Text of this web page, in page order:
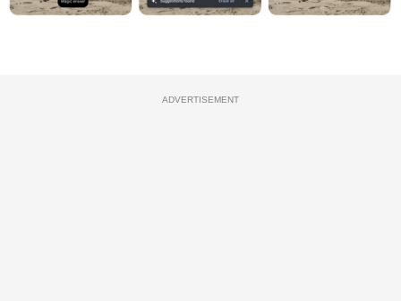
ADVERTISEMENT